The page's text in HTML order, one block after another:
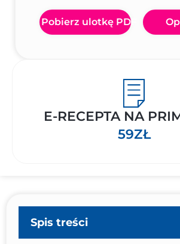
Pobierz ulotkę PDF
E-RECEPTA NA
59ZŁ
Spis treści